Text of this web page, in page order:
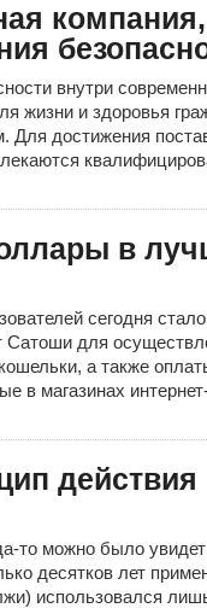
внутри
жизни и здоровья
Для достижения
в
сегодня
Сатоши для
а также
в магазинах
то можно было
десятков лет
использовался